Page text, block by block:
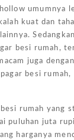
umumnya
kuat dan
besi rumah,
juga
besi rumah,
rumah yang
puluhan juta
harganya